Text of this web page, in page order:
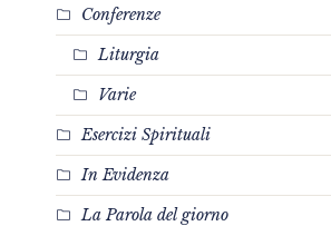
Conferenze
Liturgia
Varie
Esercizi Spirituali
In Evidenza
La Parola del giorno